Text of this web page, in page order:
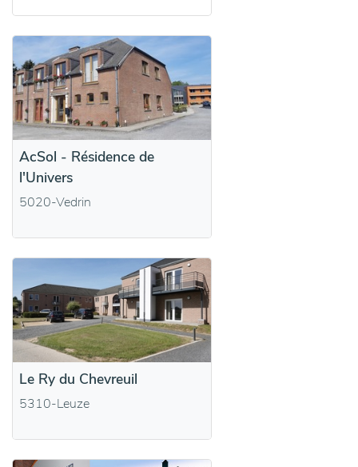
AcSol - Résidence de
l'Univers
5020-Vedrin
Le Ry du Chevreuil
5310-Leuze